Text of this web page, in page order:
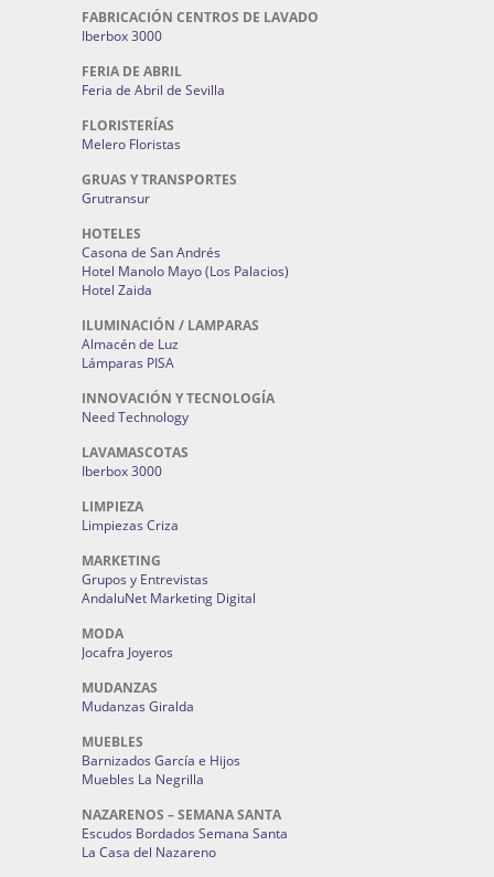
FABRICACIÓN CENTROS DE LAVADO
Iberbox 3000
FERIA DE ABRIL
Feria de Abril de Sevilla
FLORISTERÍAS
Melero Floristas
GRUAS Y TRANSPORTES
Grutransur
HOTELES
Casona de San Andrés
Hotel Manolo Mayo (Los Palacios)
Hotel Zaida
ILUMINACIÓN / LAMPARAS
Almacén de Luz
Lámparas PISA
INNOVACIÓN Y TECNOLOGÍA
Need Technology
LAVAMASCOTAS
Iberbox 3000
LIMPIEZA
Limpiezas Criza
MARKETING
Grupos y Entrevistas
AndaluNet Marketing Digital
MODA
Jocafra Joyeros
MUDANZAS
Mudanzas Giralda
MUEBLES
Barnizados García e Hijos
Muebles La Negrilla
NAZARENOS – SEMANA SANTA
Escudos Bordados Semana Santa
La Casa del Nazareno